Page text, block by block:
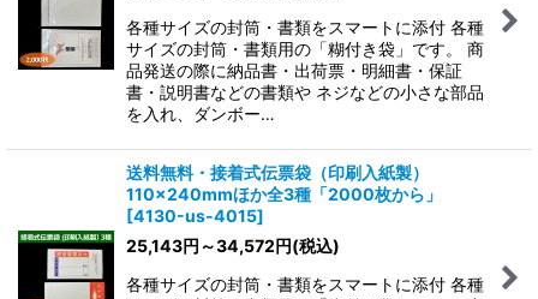
各種サイズの封筒・書類をスマートに添付 各種
サイズの封筒・書類用の「糊付き袋」です。 商
品発送の際に納品書・出荷票・明細書・保証
書・説明書などの書類や ネジなどの小さな部品
を入れ、ダンボー…
送料無料・接着式伝票袋（印刷入紙製）
110×240mmほか全3種「2000枚から」
[4130-us-4015]
25,143円 ～34,572円(税込)
各種サイズの封筒・書類をスマートに添付 各種